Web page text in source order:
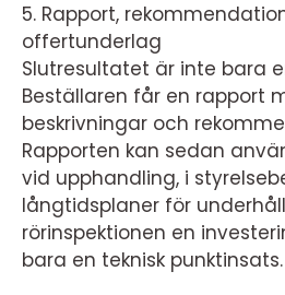
5. Rapport,
offertunderlag
Slutresultatet är inte bara
Beställaren får en rapport
beskrivningar och
Rapporten kan sedan
vid upphandling, i
långtidsplaner för
rörinspektionen en
bara en teknisk punktinsats.